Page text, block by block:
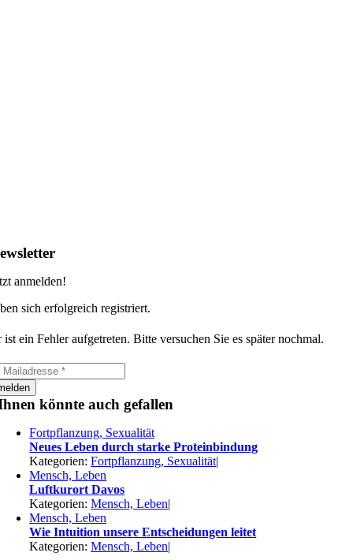
anmelden!
sich erfolgreich registriert.
ist ein Fehler aufgetreten. Bitte versuchen Sie es später nochmal.
könnte auch gefallen
Fortpflanzung, Sexualität
Neues Leben durch starke Proteinbindung
Kategorien:Fortpflanzung, Sexualität|
Mensch, Leben
Luftkurort Davos
Kategorien:Mensch, Leben|
Mensch, Leben
Wie Intuition unsere Entscheidungen leitet
Kategorien:Mensch, Leben|